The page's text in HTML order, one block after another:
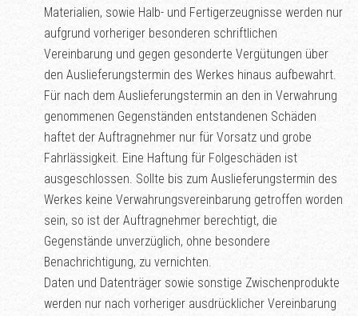
Materialien, sowie Halb- und Fertigerzeugnisse werden nur
aufgrund vorheriger besonderen schriftlichen
Vereinbarung und gegen gesonderte Vergütungen über
den Auslieferungstermin des Werkes hinaus aufbewahrt.
Für nach dem Auslieferungstermin an den in Verwahrung
genommenen Gegenständen entstandenen Schäden
haftet der Auftragnehmer nur für Vorsatz und grobe
Fahrlässigkeit. Eine Haftung für Folgeschäden ist
ausgeschlossen. Sollte bis zum Auslieferungstermin des
Werkes keine Verwahrungsvereinbarung getroffen worden
sein, so ist der Auftragnehmer berechtigt, die
Gegenstände unverzüglich, ohne besondere
Benachrichtigung, zu vernichten.
Daten und Datenträger sowie sonstige Zwischenprodukte
werden nur nach vorheriger ausdrücklicher Vereinbarung